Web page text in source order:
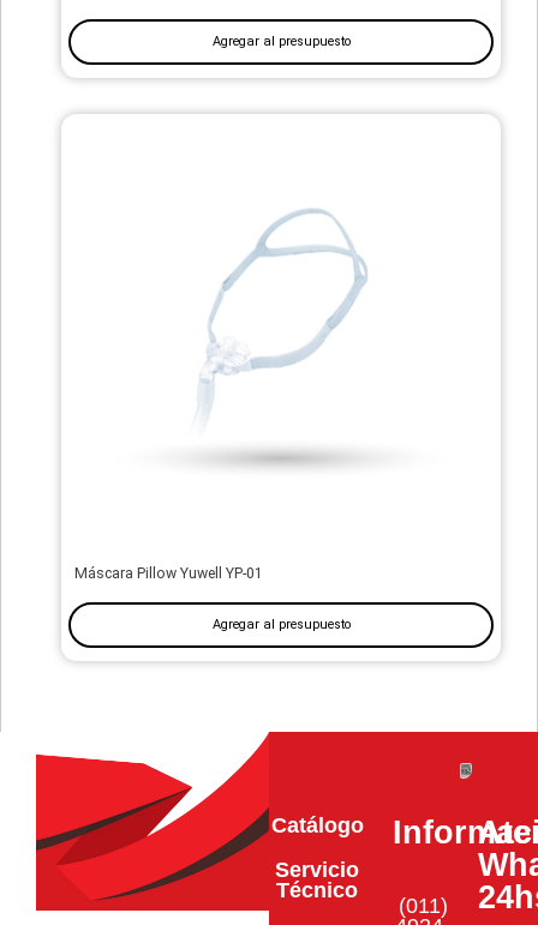
Agregar al presupuesto
Máscara Pillow Yuwell YP-01
Agregar al presupuesto
Catálogo
Servicio
Técnico
(011)